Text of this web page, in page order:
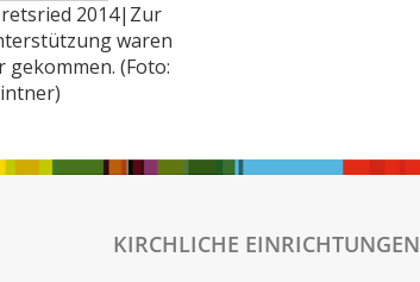
2014|Zur
waren
gekommen. (Foto:
KIRCHLICHE EINRICHTUNGEN